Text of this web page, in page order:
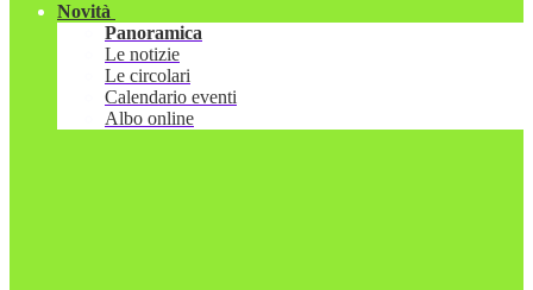
Novità
Panoramica
Le notizie
Le circolari
Calendario eventi
Albo online